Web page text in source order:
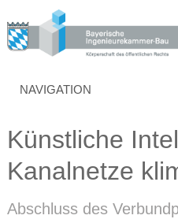
NAVIGATION
Künstliche
Kanalnetze
Abschluss des